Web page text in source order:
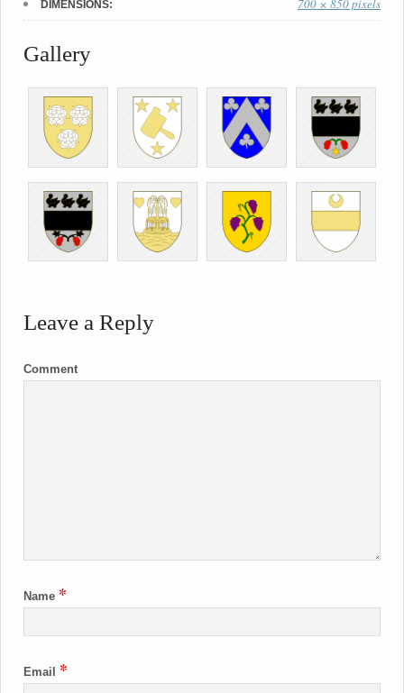
DIMENSIONS: 700 × 850 pixels
Gallery
Leave a Reply
Comment
Name *
Email *